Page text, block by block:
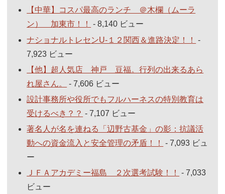
【中華】コスパ最高のランチ ＠木欄（ムーラ
ン） 加東市！！
- 8,140 ビュー
ナショナルトレセンU-１２関西＆進路決定！！
-
7,923 ビュー
【他】超人気店 神戸 豆福。行列の出来るあら
れ屋さん。
- 7,606 ビュー
設計事務所や役所でもフルハーネスの特別教育は
受けるべき？？ - 7,107 ビュー
著名人が名を連ねる「辺野古基金」の影：抗議活
動への資金流入と安全管理の矛盾！！
- 7,093 ビュ
ー
ＪＦＡアカデミー福島 ２次選考試験！！
- 7,033
ビュー